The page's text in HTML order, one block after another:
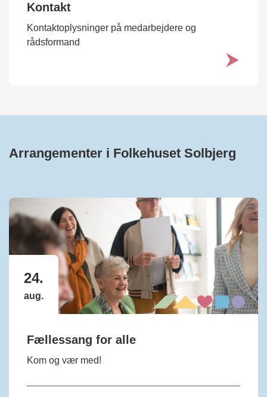
Kontakt
Kontaktoplysninger på medarbejdere og
rådsformand
Arrangementer i Folkehuset Solbjerg
24.
aug.
Fællessang for alle
Kom og vær med!